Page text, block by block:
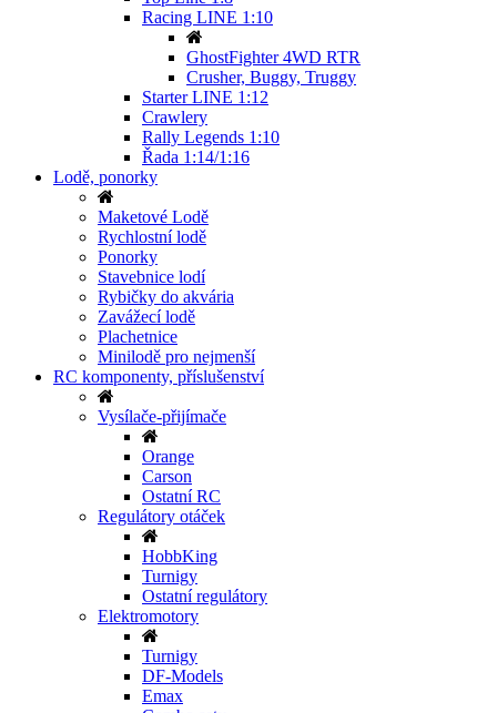
Racing LINE 1:10
GhostFighter 4WD RTR
Crusher, Buggy, Truggy
Starter LINE 1:12
Crawlery
Rally Legends 1:10
Řada 1:14/1:16
Lodě, ponorky
Maketové Lodě
Rychlostní lodě
Ponorky
Stavebnice lodí
Rybičky do akvária
Zavážecí lodě
Plachetnice
Minilodě pro nejmenší
RC komponenty, příslušenství
Vysílače-přijímače
Orange
Carson
Ostatní RC
Regulátory otáček
HobbKing
Turnigy
Ostatní regulátory
Elektromotory
Turnigy
DF-Models
Emax